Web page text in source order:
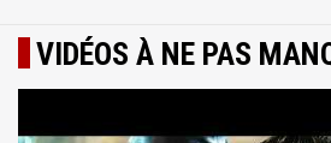
VIDÉOS À NE PAS